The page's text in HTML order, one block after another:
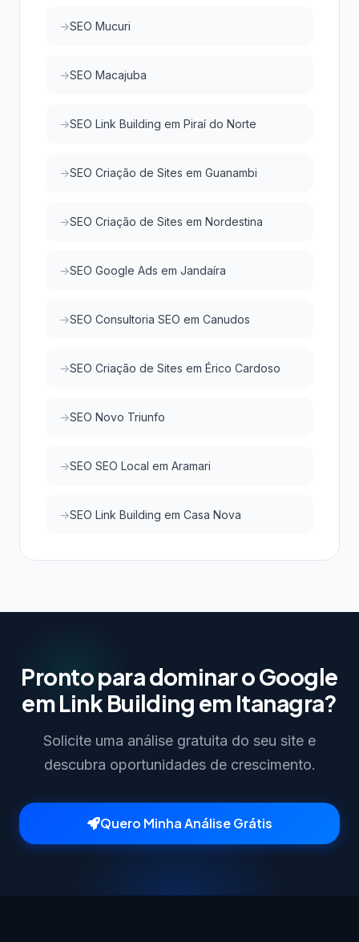
SEO Mucuri
SEO Macajuba
SEO Link Building em Piraí do Norte
SEO Criação de Sites em Guanambi
SEO Criação de Sites em Nordestina
SEO Google Ads em Jandaíra
SEO Consultoria SEO em Canudos
SEO Criação de Sites em Érico Cardoso
SEO Novo Triunfo
SEO SEO Local em Aramari
SEO Link Building em Casa Nova
Pronto para dominar o Google
em Link Building em Itanagra?
Solicite uma análise gratuita do seu site e
descubra oportunidades de crescimento.
Quero Minha Análise Grátis